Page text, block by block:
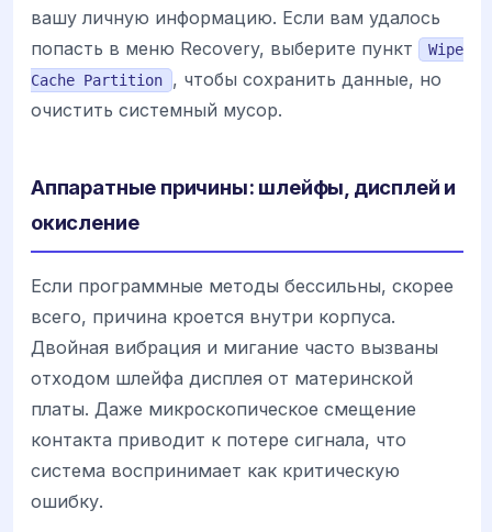
вашу личную информацию. Если вам удалось
попасть в меню Recovery, выберите пункт
Wipe
Cache Partition
, чтобы сохранить данные, но
очистить системный мусор.
Аппаратные причины: шлейфы, дисплей и
окисление
Если программные методы бессильны, скорее
всего, причина кроется внутри корпуса.
Двойная вибрация и мигание часто вызваны
отходом шлейфа дисплея от материнской
платы. Даже микроскопическое смещение
контакта приводит к потере сигнала, что
система воспринимает как критическую
ошибку.